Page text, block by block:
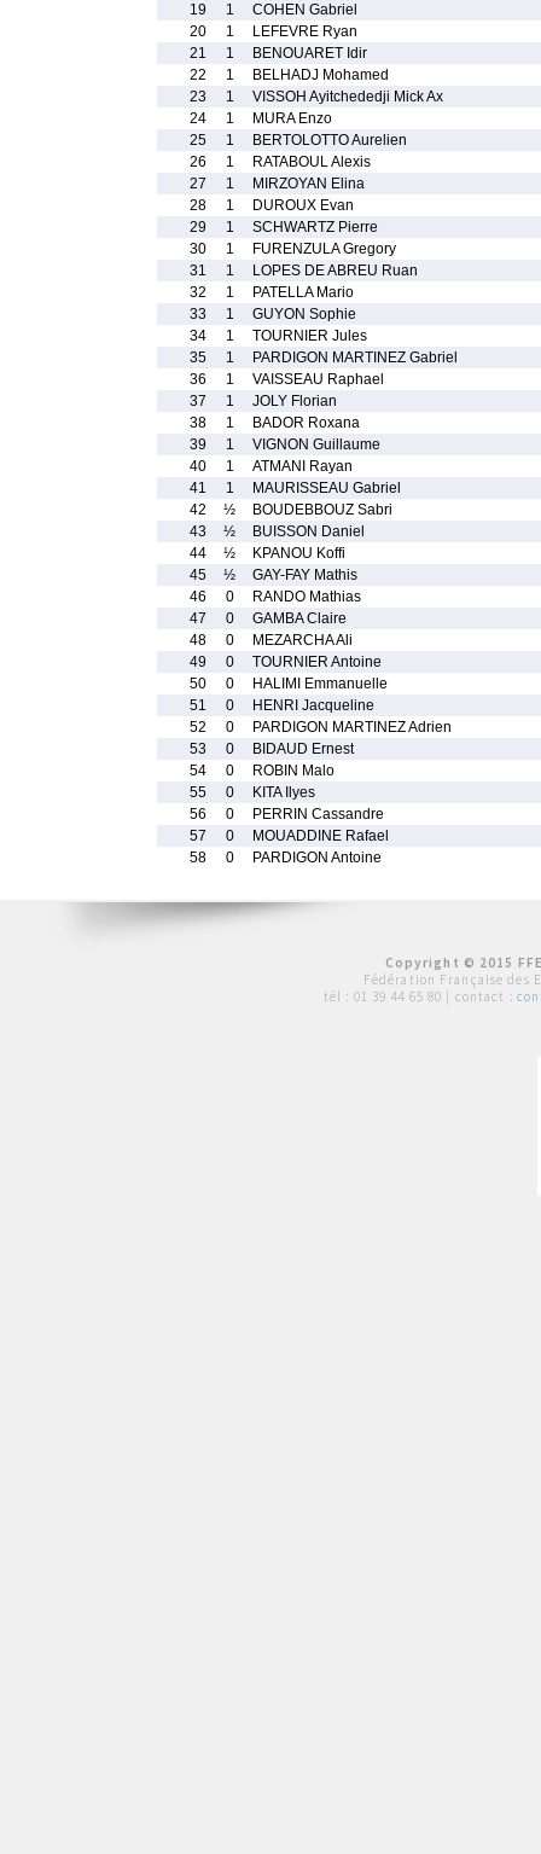
19
1
COHEN Gabriel
20
1
LEFEVRE Ryan
21
1
BENOUARET Idir
22
1
BELHADJ Mohamed
23
1
VISSOH Ayitchededji Mick Ax
24
1
MURA Enzo
25
1
BERTOLOTTO Aurelien
26
1
RATABOUL Alexis
27
1
MIRZOYAN Elina
28
1
DUROUX Evan
29
1
SCHWARTZ Pierre
30
1
FURENZULA Gregory
31
1
LOPES DE ABREU Ruan
32
1
PATELLA Mario
33
1
GUYON Sophie
34
1
TOURNIER Jules
35
1
PARDIGON MARTINEZ Gabriel
36
1
VAISSEAU Raphael
37
1
JOLY Florian
38
1
BADOR Roxana
39
1
VIGNON Guillaume
40
1
ATMANI Rayan
41
1
MAURISSEAU Gabriel
42
½
BOUDEBBOUZ Sabri
43
½
BUISSON Daniel
44
½
KPANOU Koffi
45
½
GAY-FAY Mathis
46
0
RANDO Mathias
47
0
GAMBA Claire
48
0
MEZARCHA Ali
49
0
TOURNIER Antoine
50
0
HALIMI Emmanuelle
51
0
HENRI Jacqueline
52
0
PARDIGON MARTINEZ Adrien
53
0
BIDAUD Ernest
54
0
ROBIN Malo
55
0
KITA Ilyes
56
0
PERRIN Cassandre
57
0
MOUADDINE Rafael
58
0 PARDIGON Antoine
Copyright © 2015
Fédération Française des
tél : 01 39 44 65 80 | contact :